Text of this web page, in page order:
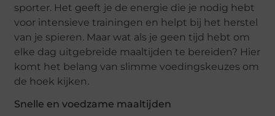
sporter. Het geeft je de energie die je nodig hebt
voor intensieve trainingen en helpt bij het herstel
van je spieren. Maar wat als je geen tijd hebt om
elke dag uitgebreide maaltijden te bereiden? Hier
komt het belang van slimme voedingskeuzes om
de hoek kijken.
Snelle en voedzame maaltijden